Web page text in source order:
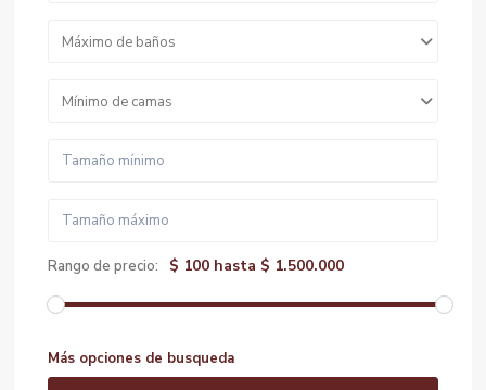
Máximo de baños
Mínimo de camas
Rango de precio: $ 100 hasta $ 1.500.000
Más opciones de busqueda